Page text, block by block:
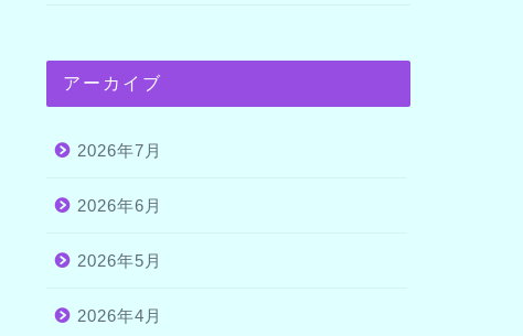
アーカイブ
2026年7月
2026年6月
2026年5月
2026年4月